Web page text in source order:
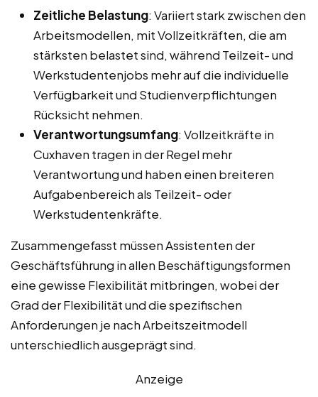
Zeitliche Belastung: Variiert stark zwischen den
Arbeitsmodellen, mit Vollzeitkräften, die am
stärksten belastet sind, während Teilzeit- und
Werkstudentenjobs mehr auf die individuelle
Verfügbarkeit und Studienverpflichtungen
Rücksicht nehmen.
Verantwortungsumfang: Vollzeitkräfte in
Cuxhaven tragen in der Regel mehr
Verantwortung und haben einen breiteren
Aufgabenbereich als Teilzeit- oder
Werkstudentenkräfte.
Zusammengefasst müssen Assistenten der
Geschäftsführung in allen Beschäftigungsformen
eine gewisse Flexibilität mitbringen, wobei der
Grad der Flexibilität und die spezifischen
Anforderungen je nach Arbeitszeitmodell
unterschiedlich ausgeprägt sind.
Anzeige